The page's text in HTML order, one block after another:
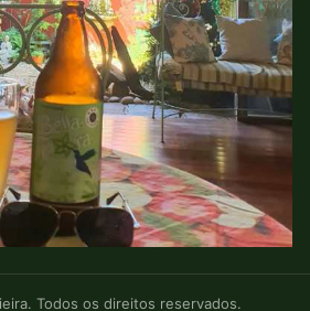
Todos os direitos reservados.